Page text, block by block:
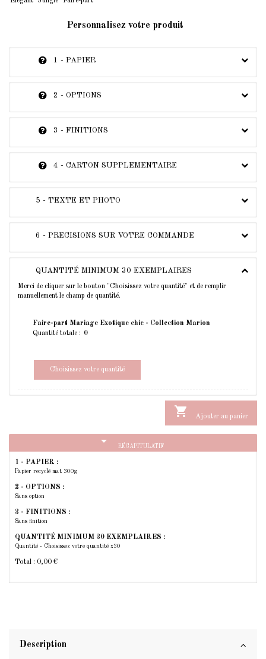
Personnalisez votre produit
1 - PAPIER
2 - OPTIONS
3 - FINITIONS
4 - CARTON SUPPLEMENTAIRE
5 - TEXTE ET PHOTO
6 - PRECISIONS SUR VOTRE COMMANDE
QUANTITÉ MINIMUM 30 EXEMPLAIRES
Merci de cliquer sur le bouton "Choisissez votre quantité" et de remplir
manuellement le champ de quantité.
Faire-part Mariage Exotique chic - Collection Marion
Quantité totale :
Choisissez votre quantité
 Ajouter au panier
arrow_drop_down RÉCAPITULATIF
1 - PAPIER :
Papier recyclé mat 300g
2 - OPTIONS :
Sans option
3 - FINITIONS :
Sans finition
QUANTITÉ MINIMUM 30 EXEMPLAIRES :
Quantité - Choisissez votre quantité x30
Total : 0,00 €
Description